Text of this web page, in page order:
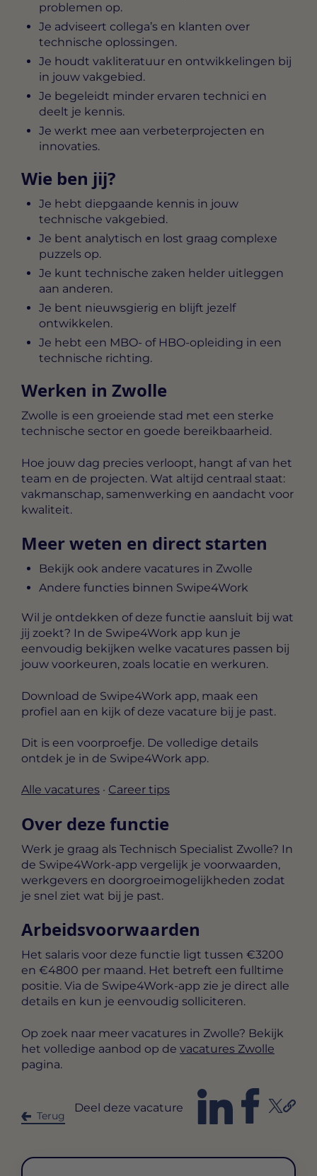
problemen op.
Je adviseert collega’s en klanten over
technische oplossingen.
Je houdt vakliteratuur en ontwikkelingen bij
in jouw vakgebied.
Je begeleidt minder ervaren technici en
deelt je kennis.
Je werkt mee aan verbeterprojecten en
innovaties.
Wie ben jij?
Je hebt diepgaande kennis in jouw
technische vakgebied.
Je bent analytisch en lost graag complexe
puzzels op.
Je kunt technische zaken helder uitleggen
aan anderen.
Je bent nieuwsgierig en blijft jezelf
ontwikkelen.
Je hebt een MBO- of HBO-opleiding in een
technische richting.
Werken in Zwolle
Zwolle is een groeiende stad met een sterke
technische sector en goede bereikbaarheid.
Hoe jouw dag precies verloopt, hangt af van het
team en de projecten. Wat altijd centraal staat:
vakmanschap, samenwerking en aandacht voor
kwaliteit.
Meer weten en direct starten
Bekijk ook andere vacatures in Zwolle
Andere functies binnen Swipe4Work
Wil je ontdekken of deze functie aansluit bij wat
jij zoekt? In de Swipe4Work app kun je
eenvoudig bekijken welke vacatures passen bij
jouw voorkeuren, zoals locatie en werkuren.
Download de Swipe4Work app, maak een
profiel aan en kijk of deze vacature bij je past.
Dit is een voorproefje. De volledige details
ontdek je in de Swipe4Work app.
Alle vacatures · Career tips
Over deze functie
Werk je graag als Technisch Specialist Zwolle? In
de Swipe4Work-app vergelijk je voorwaarden,
werkgevers en doorgroeimogelijkheden zodat
je snel ziet wat bij je past.
Arbeidsvoorwaarden
Het salaris voor deze functie ligt tussen €3200
en €4800 per maand. Het betreft een fulltime
positie. Via de Swipe4Work-app zie je direct alle
details en kun je eenvoudig solliciteren.
Op zoek naar meer vacatures in Zwolle? Bekijk
het volledige aanbod op de vacatures Zwolle
pagina.
Terug
Deel deze vacature